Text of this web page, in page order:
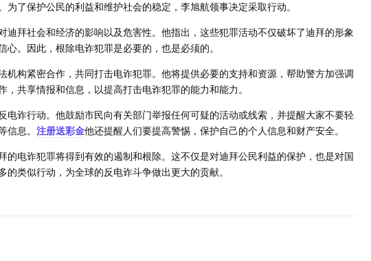
了保护公民的利益和维护社会的稳定，李旭航领事决定采取行动。
迪拜社会和经济的影响以及危害性。他指出，这些犯罪活动不仅破坏了迪拜的形象
。因此，根除电诈犯罪是必要的，也是必须的。
机构紧密合作，共同打击电诈犯罪。他将提供必要的支持和资源，帮助警方加强调
共享情报和信息，以提高打击电诈犯罪的能力和能力。
电诈行动。他鼓励市民向有关部门举报任何可疑的活动或线索，并提醒大家不要轻
息。 注册送彩金他还提醒人们要提高警惕，保护自己的个人信息和财产安全。
的电诈犯罪将得到有效的遏制和根除。这不仅是对迪拜公民利益的保护，也是对国
类似行动，为全球的反电诈斗争做出更大的贡献。